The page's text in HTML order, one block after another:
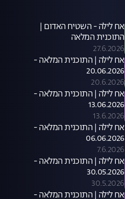
אח לילה - השטיח האדום |
התוכנית המלאה
27.6.2026
אח לילה | התוכנית המלאה -
20.06.2026
20.6.2026
אח לילה | התוכנית המלאה -
13.06.2026
13.6.2026
אח לילה | התוכנית המלאה -
06.06.2026
7.6.2026
אח לילה | התוכנית המלאה -
30.05.2026
30.5.2026
אח לילה | התוכנית המלאה -